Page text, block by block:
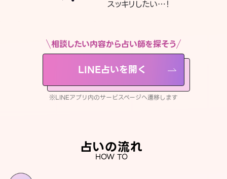
スッキリしたい…！
相談したい内容から占い師を探そう
LINE占いを開く
※LINEアプリ内のサービスページへ遷移します
占いの流れ
HOW TO